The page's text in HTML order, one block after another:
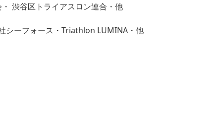
渋谷区トライアスロン連合・他
シーフォース・Triathlon LUMINA・他